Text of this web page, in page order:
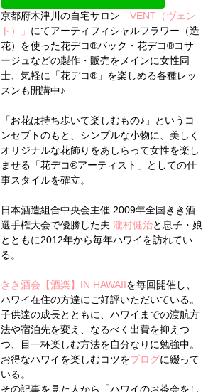
京都府木津川の自宅サロン 「VENT（ヴェン
ト）」 にてアーティフィシャルフラワー（造
花）を使った花デコ®バック・花デコ®コサ
ージュなどの製作・販売をメインに女性同
士、気軽に「花デコ®」を楽しめる各種レッ
スンも開講中♪
「お花は持ち歩いて楽しむもの♪」というコ
ンセプトのもと、シンプルな小物に、美しく
オリジナルな花飾りをあしらって女性を楽し
ませる「花デコ®アーティスト」としての仕
事スタイルを確立。
日本酒造組合中央会主催 2009年全国きき酒
選手権大会で優勝した夫瀧村健治と息子・娘
とともに2012年から毎年ハワイを訪れてい
る。
きき酒会【酒楽】IN HAWAIIを毎回開催し、
ハワイ在住の方達にご好評いただいている。
子供達の成長とともに、ハワイまでの渡航方
法や宿泊先を変え、なるべく出費を抑えつ
つ、目一杯楽しむ方法を自分なりに勉強中。
お得なハワイを楽しむコツをブログに綴って
いる。
その記事を見た人から「ハワイのお茶会をし